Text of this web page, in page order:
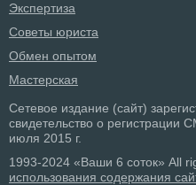
Экспертиза
Советы юриста
Обмен опытом
Мастерская
Сетевое издание (сайт)
свидетельство о
июля 2015 г.
1993-2024 «Ваши 6 соток» All
использования содержания